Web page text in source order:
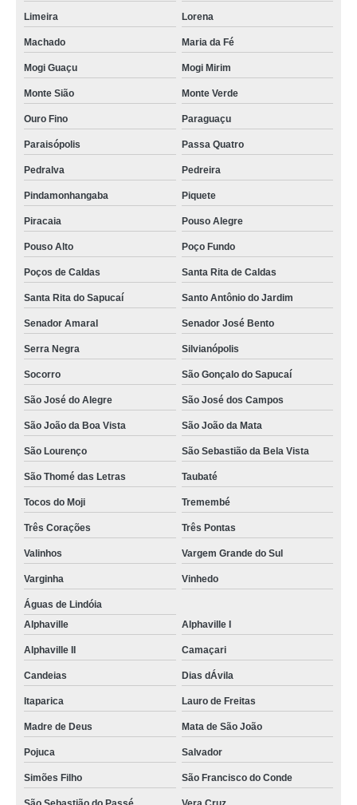
Limeira Lorena
Machado Maria da Fé
Mogi Guaçu Mogi Mirim
Monte Sião Monte Verde
Ouro Fino Paraguaçu
Paraisópolis Passa Quatro
Pedralva Pedreira
Pindamonhangaba Piquete
Piracaia Pouso Alegre
Pouso Alto Poço Fundo
Poços de Caldas Santa Rita de Caldas
Santa Rita do Sapucaí Santo Antônio do Jardim
Senador Amaral Senador José Bento
Serra Negra Silvianópolis
Socorro São Gonçalo do Sapucaí
São José do Alegre São José dos Campos
São João da Boa Vista São João da Mata
São Lourenço São Sebastião da Bela Vista
São Thomé das Letras Taubaté
Tocos do Moji Tremembé
Três Corações Três Pontas
Valinhos Vargem Grande do Sul
Varginha Vinhedo
Águas de Lindóia
Alphaville
Alphaville I
Alphaville II Camaçari
Candeias Dias dÁvila
Itaparica Lauro de Freitas
Madre de Deus Mata de São João
Pojuca Salvador
Simões Filho São Francisco do Conde